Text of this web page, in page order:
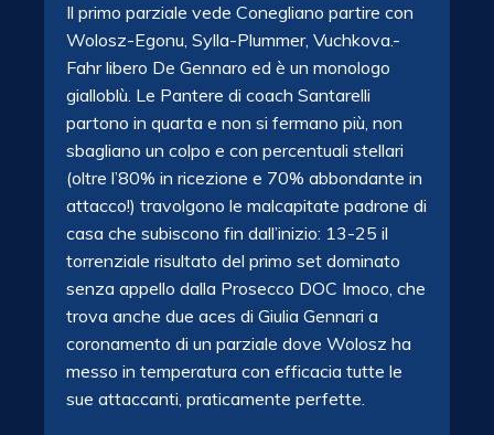
Il primo parziale vede Conegliano partire con
Wolosz-Egonu, Sylla-Plummer, Vuchkova.-
Fahr libero De Gennaro ed è un monologo
gialloblù. Le Pantere di coach Santarelli
partono in quarta e non si fermano più, non
sbagliano un colpo e con percentuali stellari
(oltre l’80% in ricezione e 70% abbondante in
attacco!) travolgono le malcapitate padrone di
casa che subiscono fin dall’inizio: 13-25 il
torrenziale risultato del primo set dominato
senza appello dalla Prosecco DOC Imoco, che
trova anche due aces di Giulia Gennari a
coronamento di un parziale dove Wolosz ha
messo in temperatura con efficacia tutte le
sue attaccanti, praticamente perfette.